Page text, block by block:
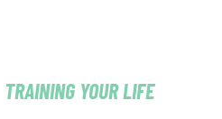
TRAINING YOUR LIFE